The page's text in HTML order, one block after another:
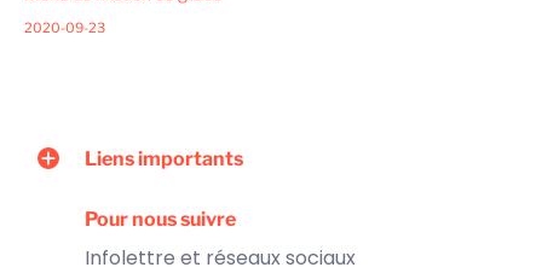
2020-09-23
Liens importants
Pour nous suivre
Infolettre et réseaux sociaux